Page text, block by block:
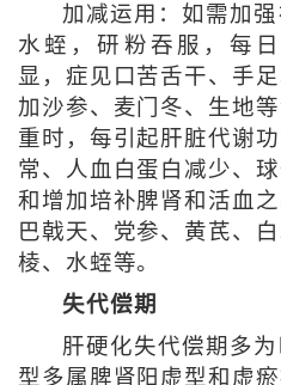
加减运用：如需加
水蛭，研粉吞服，每
显，症见口苦舌干、手
加沙参、麦门冬、生地
重时，每引起肝脏代谢
常、人血白蛋白减少、
和增加培补脾肾和活血
巴戟天、党参、黄芪、
棱、水蛭等。
失代偿期
肝硬化失代偿期多
型多属脾肾阳虚型和虚